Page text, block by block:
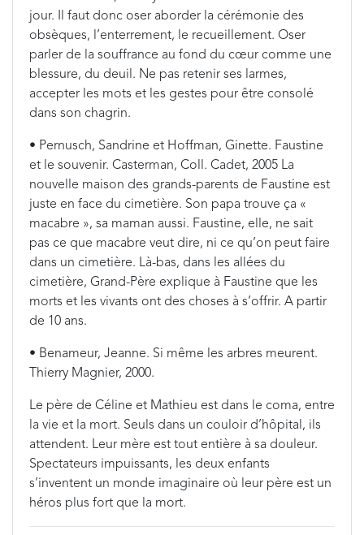
jour. Il faut donc oser aborder la cérémonie des
obsèques, l’enterrement, le recueillement. Oser
parler de la souffrance au fond du cœur comme une
blessure, du deuil. Ne pas retenir ses larmes,
accepter les mots et les gestes pour être consolé
dans son chagrin.
• Pernusch, Sandrine et Hoffman, Ginette. Faustine
et le souvenir. Casterman, Coll. Cadet, 2005 La
nouvelle maison des grands-parents de Faustine est
juste en face du cimetière. Son papa trouve ça «
macabre », sa maman aussi. Faustine, elle, ne sait
pas ce que macabre veut dire, ni ce qu’on peut faire
dans un cimetière. Là-bas, dans les allées du
cimetière, Grand-Père explique à Faustine que les
morts et les vivants ont des choses à s’offrir. A partir
de 10 ans.
• Benameur, Jeanne. Si même les arbres meurent.
Thierry Magnier, 2000.
Le père de Céline et Mathieu est dans le coma, entre
la vie et la mort. Seuls dans un couloir d’hôpital, ils
attendent. Leur mère est tout entière à sa douleur.
Spectateurs impuissants, les deux enfants
s’inventent un monde imaginaire où leur père est un
héros plus fort que la mort.